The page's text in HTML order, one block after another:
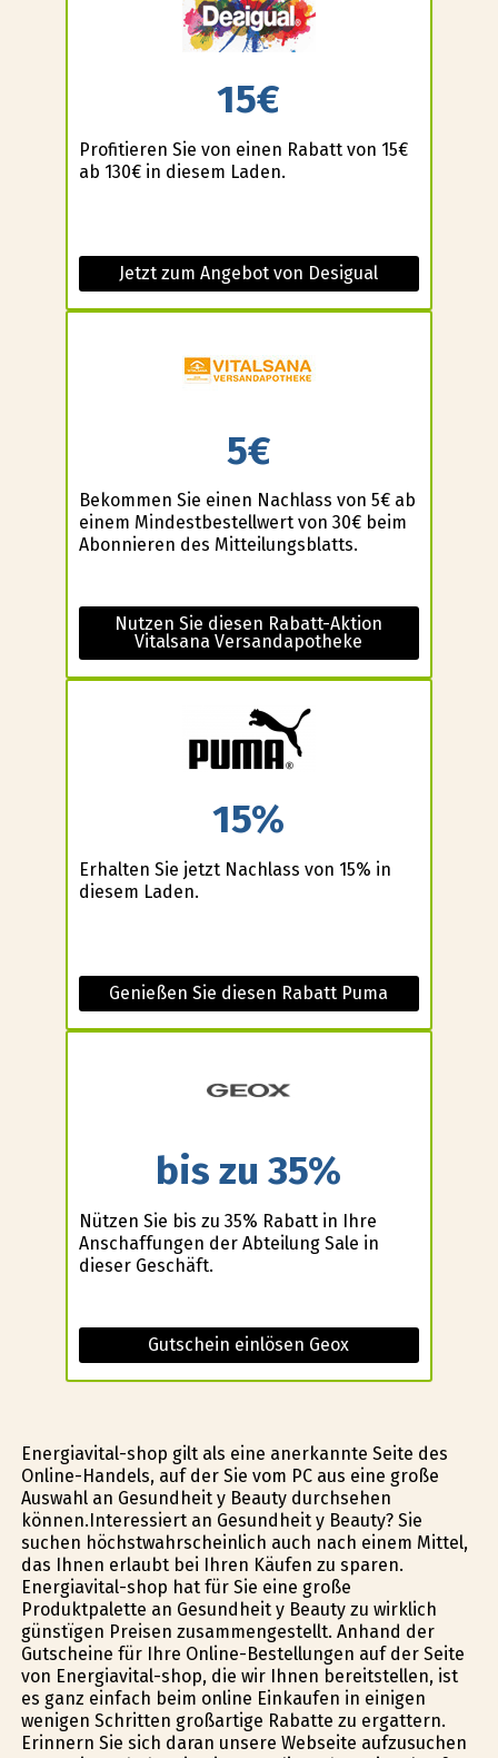
15€
Profitieren Sie von einen Rabatt von 15€
ab 130€ in diesem Laden.
Jetzt zum Angebot von Desigual
5€
Bekommen Sie einen Nachlass von 5€ ab
einem Mindestbestellwert von 30€ beim
Abonnieren des Mitteilungsblatts.
Nutzen Sie diesen Rabatt-Aktion
Vitalsana Versandapotheke
15%
Erhalten Sie jetzt Nachlass von 15% in
diesem Laden.
Genießen Sie diesen Rabatt Puma
bis zu 35%
Nützen Sie bis zu 35% Rabatt in Ihre
Anschaffungen der Abteilung Sale in
dieser Geschäft.
Gutschein einlösen Geox
Energiavital-shop gilt als eine anerkannte Seite des
Online-Handels, auf der Sie vom PC aus eine große
Auswahl an Gesundheit y Beauty durchsehen
können.Interessiert an Gesundheit y Beauty? Sie
suchen höchstwahrscheinlich auch nach einem Mittel,
das Ihnen erlaubt bei Ihren Käufen zu sparen.
Energiavital-shop hat für Sie eine große
Produktpalette an Gesundheit y Beauty zu wirklich
günstïgen Preisen zusammengestellt. Anhand der
Gutscheine für Ihre Online-Bestellungen auf der Seite
von Energiavital-shop, die wir Ihnen bereitstellen, ist
es ganz einfach beim online Einkaufen in einigen
wenigen Schritten großartige Rabatte zu ergattern.
Erinnern Sie sich daran unsere Webseite aufzusuchen